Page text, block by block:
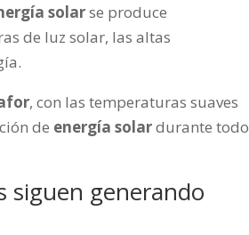
solarse produce
de luz solar, las altas
, con las temperaturas suaves
de energía solardurante todo
siguen generando